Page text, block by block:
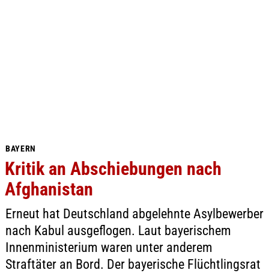
BAYERN
Kritik an Abschiebungen nach
Afghanistan
Erneut hat Deutschland abgelehnte Asylbewerber
nach Kabul ausgeflogen. Laut bayerischem
Innenministerium waren unter anderem
Straftäter an Bord. Der bayerische Flüchtlingsrat